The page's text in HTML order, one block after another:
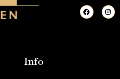
F
a
c
I
n
s
Info